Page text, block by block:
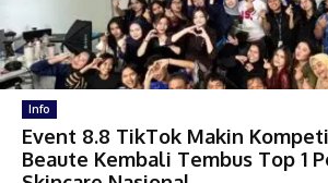
Info
Event 8.8 TikTok Makin
Beaute Kembali Tembus Top 1